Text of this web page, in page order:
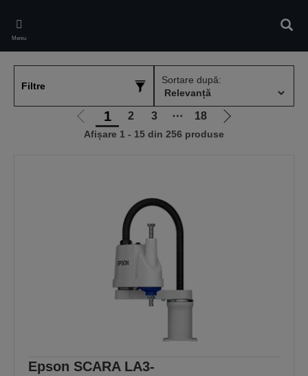
main
content
Meniu
Filtre
Sortare după:
Mergi
la
1 2 3 ⋯ 18
Mergi
la
Afișare 1 - 15 din 256 produse
Epson SCARA LA3-